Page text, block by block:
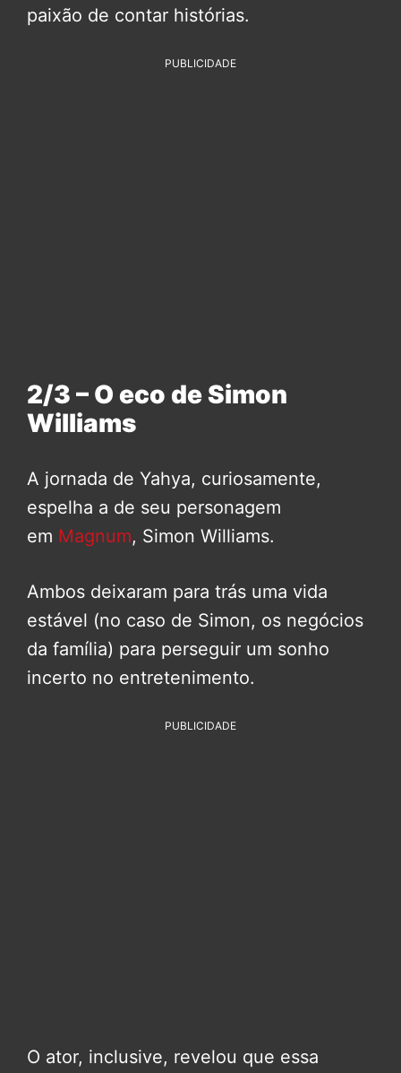
paixão de contar histórias.
PUBLICIDADE
2/3 – O eco de Simon
Williams
A jornada de Yahya, curiosamente,
espelha a de seu personagem
em Magnum, Simon Williams.
Ambos deixaram para trás uma vida
estável (no caso de Simon, os negócios
da família) para perseguir um sonho
incerto no entretenimento.
PUBLICIDADE
O ator, inclusive, revelou que essa